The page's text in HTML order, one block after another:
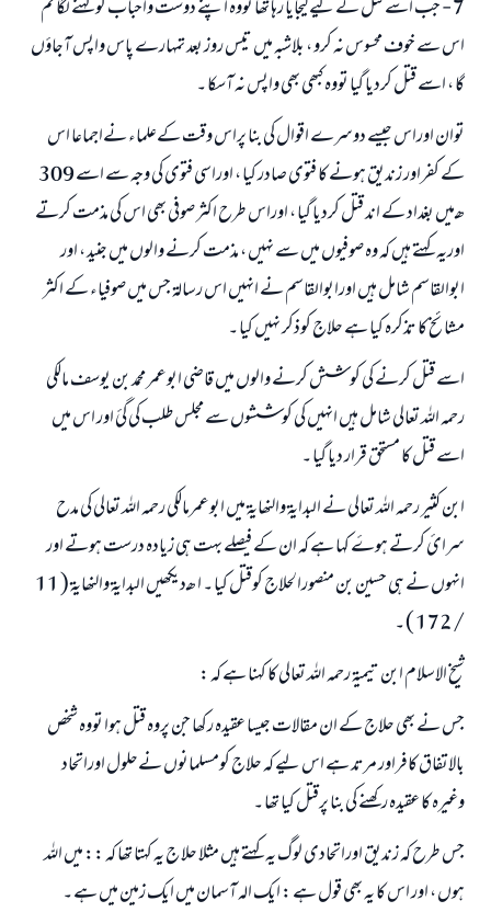
7 - جب اسے قتل کے لیے لیجایا رہا تھا تووہ اپنے دوست واحباب کو کہنے لگا تم
اس سے خوف محسوس نہ کرو ، بلاشبہ میں تیس روز بعد تمہارے پاس واپس آجاؤں
گا ، اسے قتل کردیا گیا تووہ کبھی بھی واپس نہ آسکا ۔
توان اوراس جیسے دوسرے اقوال کی بنا پراس وقت کےعلماء نےاجماعا اس
کے کفراور زندیق ہونے کا فتوی صادر کیا ، اوراسی فتوی کی وجہ سے اسے 309
ھـ میں بغداد کے اند قتل کردیا گيا ، اوراس طرح اکثر صوفی بھی اس کی مذمت کرتے
اوریہ کہتے ہیں کہ وہ صوفیوں میں سے نہیں ، مذمت کرنے والوں میں جنید ، اور
ابوالقاسم شامل ہیں اورابوالقاسم نے انہیں اس رسالۃ جس میں صوفیاء کے اکثر
مشائخ کا تذکرہ کیا ہے حلاج کوذکر نہیں کیا ۔
اسے قتل کرنے کی کوشش کرنے والوں میں قاضی ابوعمر محمد بن یوسف مالکی
رحمہ اللہ تعالی شامل ہیں انہیں کی کوششوں سے مجلس طلب کی گئ اور اس میں
اسے قتل کا مستحق قرار دیا گیا ۔
ابن کثير رحمہ اللہ تعالی نے البدایۃ والنھایۃ میں ابوعمرمالکی رحمہ اللہ تعالی کی مدح
سرائ کرتے ہوۓ کہا ہے کہ ان کے فیصلے بہت ہی زیادہ درست ہوتے اور
انہوں نے ہی حسین بن منصورالحلاج کوقتل کیا ۔ ا ھـ دیکھیں البدایۃ والنھایۃ ( 11
/ 172 ) ۔
شیخ الاسلام ابن تیمیۃ رحمہ اللہ تعالی کا کہنا ہے کہ :
جس نے بھی حلاج کے ان مقالات جیسا عقیدہ رکھا جن پروہ قتل ہوا تووہ شخص
بالاتفاق کافراور مرتد ہے اس لیے کہ حلاج کومسلمانوں نےحلول اوراتحاد
وغیرہ کا عقیدہ رکھنے کی بنا پرقتل کیا تھا ۔
جس طرح کہ زندیق اوراتحادی لوگ یہ کہتے ہیں مثلا حلا ج یہ کہتا تھا کہ :: میں اللہ
ہوں ، اور اس کا یہ بھی قول ہے : ایک الہ آسمان میں ایک زمین میں ہے ۔